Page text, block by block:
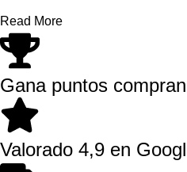
Read More
Gana puntos
Valorado 4,9 en